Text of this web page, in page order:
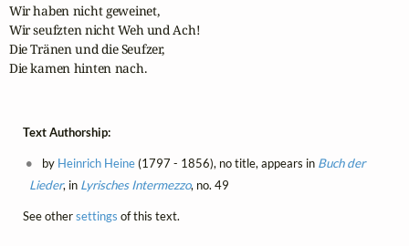
Wir haben nicht geweinet,
Wir seufzten nicht Weh und Ach!
Die Tränen und die Seufzer,
Die kamen hinten nach.
Text Authorship:
by Heinrich Heine(1797 - 1856), no title, appears in Buch der
Lieder, in Lyrisches Intermezzo, no. 49
See othersettings of this text.